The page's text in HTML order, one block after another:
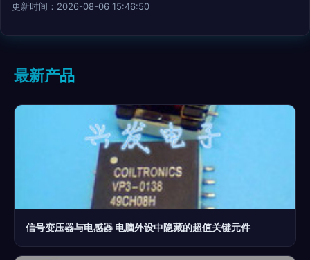
更新时间：2026-08-06 15:46:50
最新产品
信号变压器与电感器 电脑外设中隐藏的超值关键元件